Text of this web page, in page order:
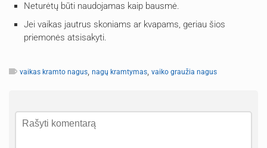
Neturėtų būti naudojamas kaip bausmė.
Jei vaikas jautrus skoniams ar kvapams, geriau šios
priemonės atsisakyti.
vaikas kramto nagus, nagų kramtymas, vaiko graužia nagus